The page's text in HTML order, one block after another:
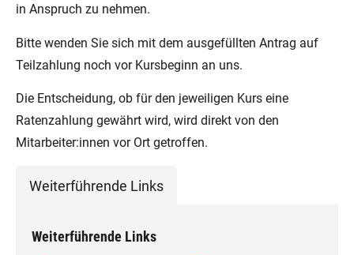
in Anspruch zu nehmen.
Bitte wenden Sie sich mit dem ausgefüllten Antrag auf
Teilzahlung noch vor Kursbeginn an uns.
Die Entscheidung, ob für den jeweiligen Kurs eine
Ratenzahlung gewährt wird, wird direkt von den
Mitarbeiter:innen vor Ort getroffen.
Weiterführende Links
Weiterführende Links